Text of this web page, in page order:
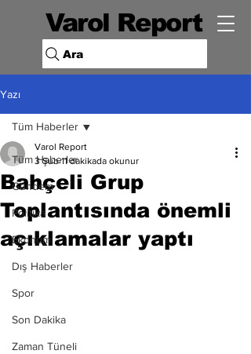
Varol Report
Ara
Yazı
Tüm Haberler
Gündem
Politika
Ekonomi
Dış Haberler
Spor
Son Dakika
Zaman Tüneli
Tüm Haberler
Bahçeli Grup
Toplantısında önemli
açıklamalar yaptı
Varol Report
3 Şub 11 dakikada okunur